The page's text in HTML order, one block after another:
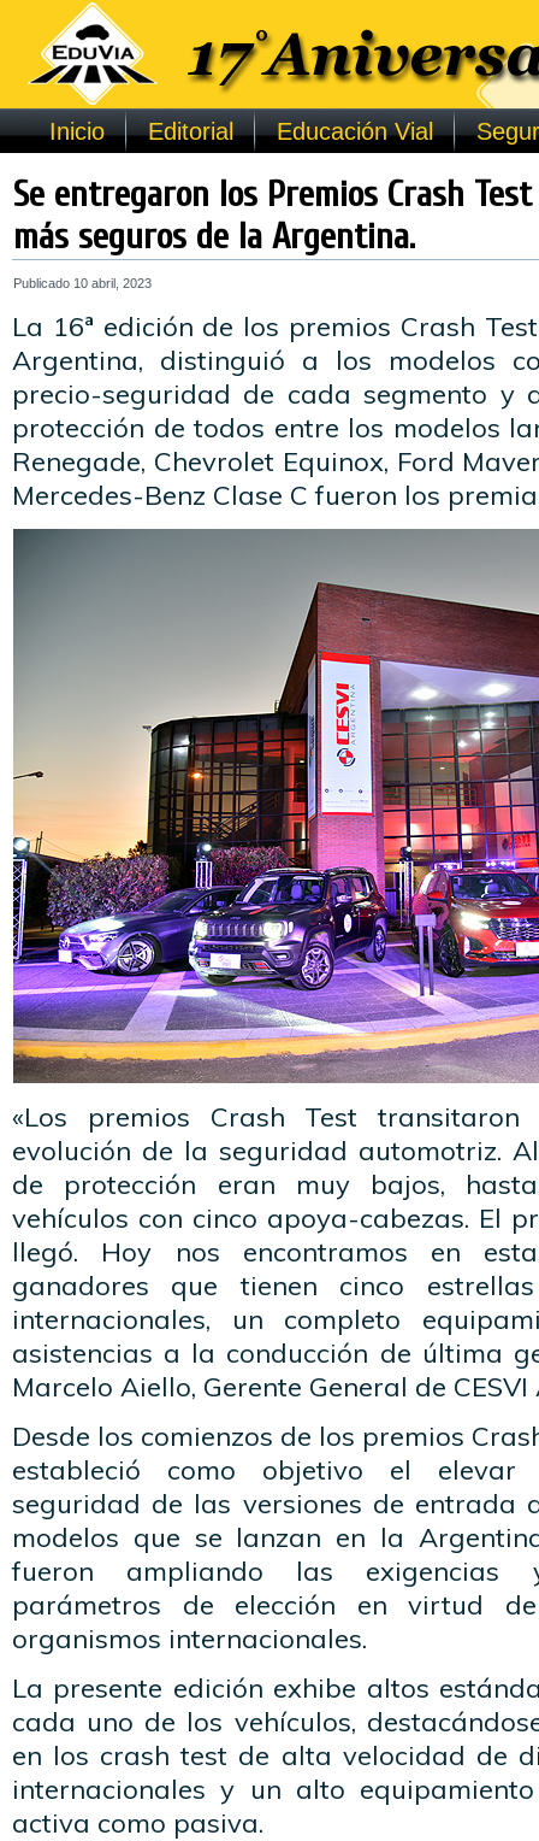
Inicio Editorial Educación Vial
Se entregaron los Premios Crash
más seguros de la Argentina.
Publicado 10 abril, 2023
La 16ª edición de los premios Crash
Argentina, distinguió a los modelos
precio-seguridad de cada segmento y
protección de todos entre los modelos
Renegade, Chevrolet Equinox, Ford
Mercedes-Benz Clase C fueron los
«Los premios Crash Test
evolución de la seguridad automotriz.
de protección eran muy bajos,
vehículos con cinco apoya-cabezas. El
llegó. Hoy nos encontramos en
ganadores que tienen cinco
internacionales, un completo
asistencias a la conducción de última
Marcelo Aiello, Gerente General de
Desde los comienzos de los premios
estableció como objetivo el elevar
seguridad de las versiones de entrada
modelos que se lanzan en la
fueron ampliando las exigencias
parámetros de elección en virtud
organismos internacionales.
La presente edición exhibe altos
cada uno de los vehículos,
en los crash test de alta velocidad de
internacionales y un alto
activa como pasiva.